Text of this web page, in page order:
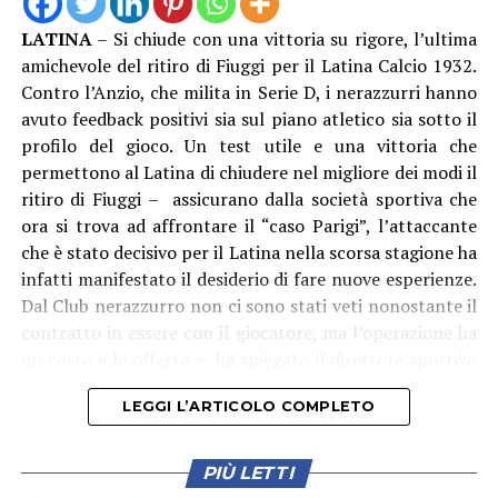
“La consegna della Torcia Olimpica – aggiunge
l’assessore allo Sport Andrea Chiarato – rappresenta il
durato mesi, che ha visto il contributo appassionato e
fondamentale di centinaia di persone: dagli uffici
realtà sportive del territorio. È ancora vivo in tutti noi il
LATINA– Si chiude con una vittoria su rigore, l’ultima
amichevole del ritiro di Fiuggi per il Latina Calcio 1932.
Contro l’Anzio, che milita in Serie D, i nerazzurri hanno
avuto feedback positivi sia sul piano atletico sia sotto il
profilo del gioco. Un test utile e una vittoria che
permettono al Latina di chiudere nel migliore dei modi il
ritiro di Fiuggi – assicurano dalla società sportiva che
ora si trova ad affrontare il “caso Parigi”, l’attaccante
che è stato decisivo per il Latina nella scorsa stagione ha
infatti manifestato il desiderio di fare nuove esperienze.
Dal Club nerazzurro non ci sono stati veti nonostante il
contratto in essere con il giocatore, ma l’operazione ha
Condò – dovranno arrivare entro il 15 agosto.
LEGGI L’ARTICOLO COMPLETO
PIÙ LETTI